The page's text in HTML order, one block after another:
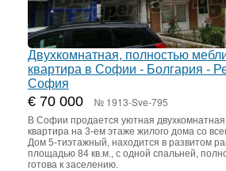
Двухкомнатная, полностью
квартира в Софии - Болгария -
София
€ 70 000 № 1913-Sve-795
В Софии продается уютная
квартира на 3-ем этаже жилого дома со
Дом 5-тиэтажный, находится в развитом
площадью 84 кв.м., с одной спальней,
готова к заселению.